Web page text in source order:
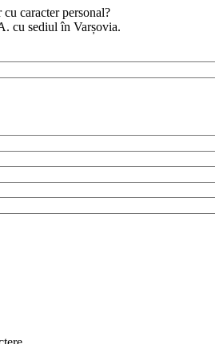
caracter personal?
cu sediul în Varșovia.